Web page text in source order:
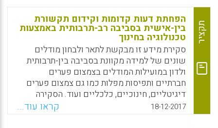
WhatsApp
Facebook
Email
X
תקציר
הפחתת דעות קדומות וקידום תקשורת
בין-אישית בסביבה רב-תרבותית באמצעות
טכנולוגיה בחינוך
סקירת מידע זו מבקשת לתאר ולבחון מודלים
שונים של למידה מקוונת בסביבה בין-תרבותית
ולדון במועילות המודלים בצמצום פערים
חברתיים ותפיסות מפלות כמו גם צמצום פערים
דיגיטליים, חינוכיים, כלכליים ועוד. הסקירה
מנתחת ארבעה מודלים: מודל מרכז TEC
הישראלי; מודל ה-Boundaries Dissolving האירי;
18-12-2017 קראו עוד...